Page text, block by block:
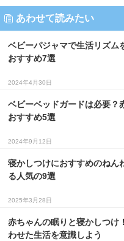
あわせて読みたい
ベビーパジャマで生活リズム
おすすめ7選
2024年4月30日
ベビーベッドガードは必要？
おすすめ5選
2024年9月12日
寝かしつけにおすすめのねん
る人気の9選
2025年3月28日
赤ちゃんの眠りと寝かしつけ
わせた生活を意識しよう